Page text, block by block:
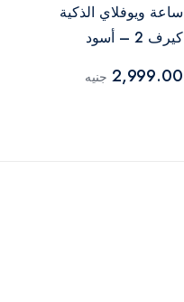
ساعة ويوفلاي الذكية
كيرف 2 – أسود
2,999.00 جنيه